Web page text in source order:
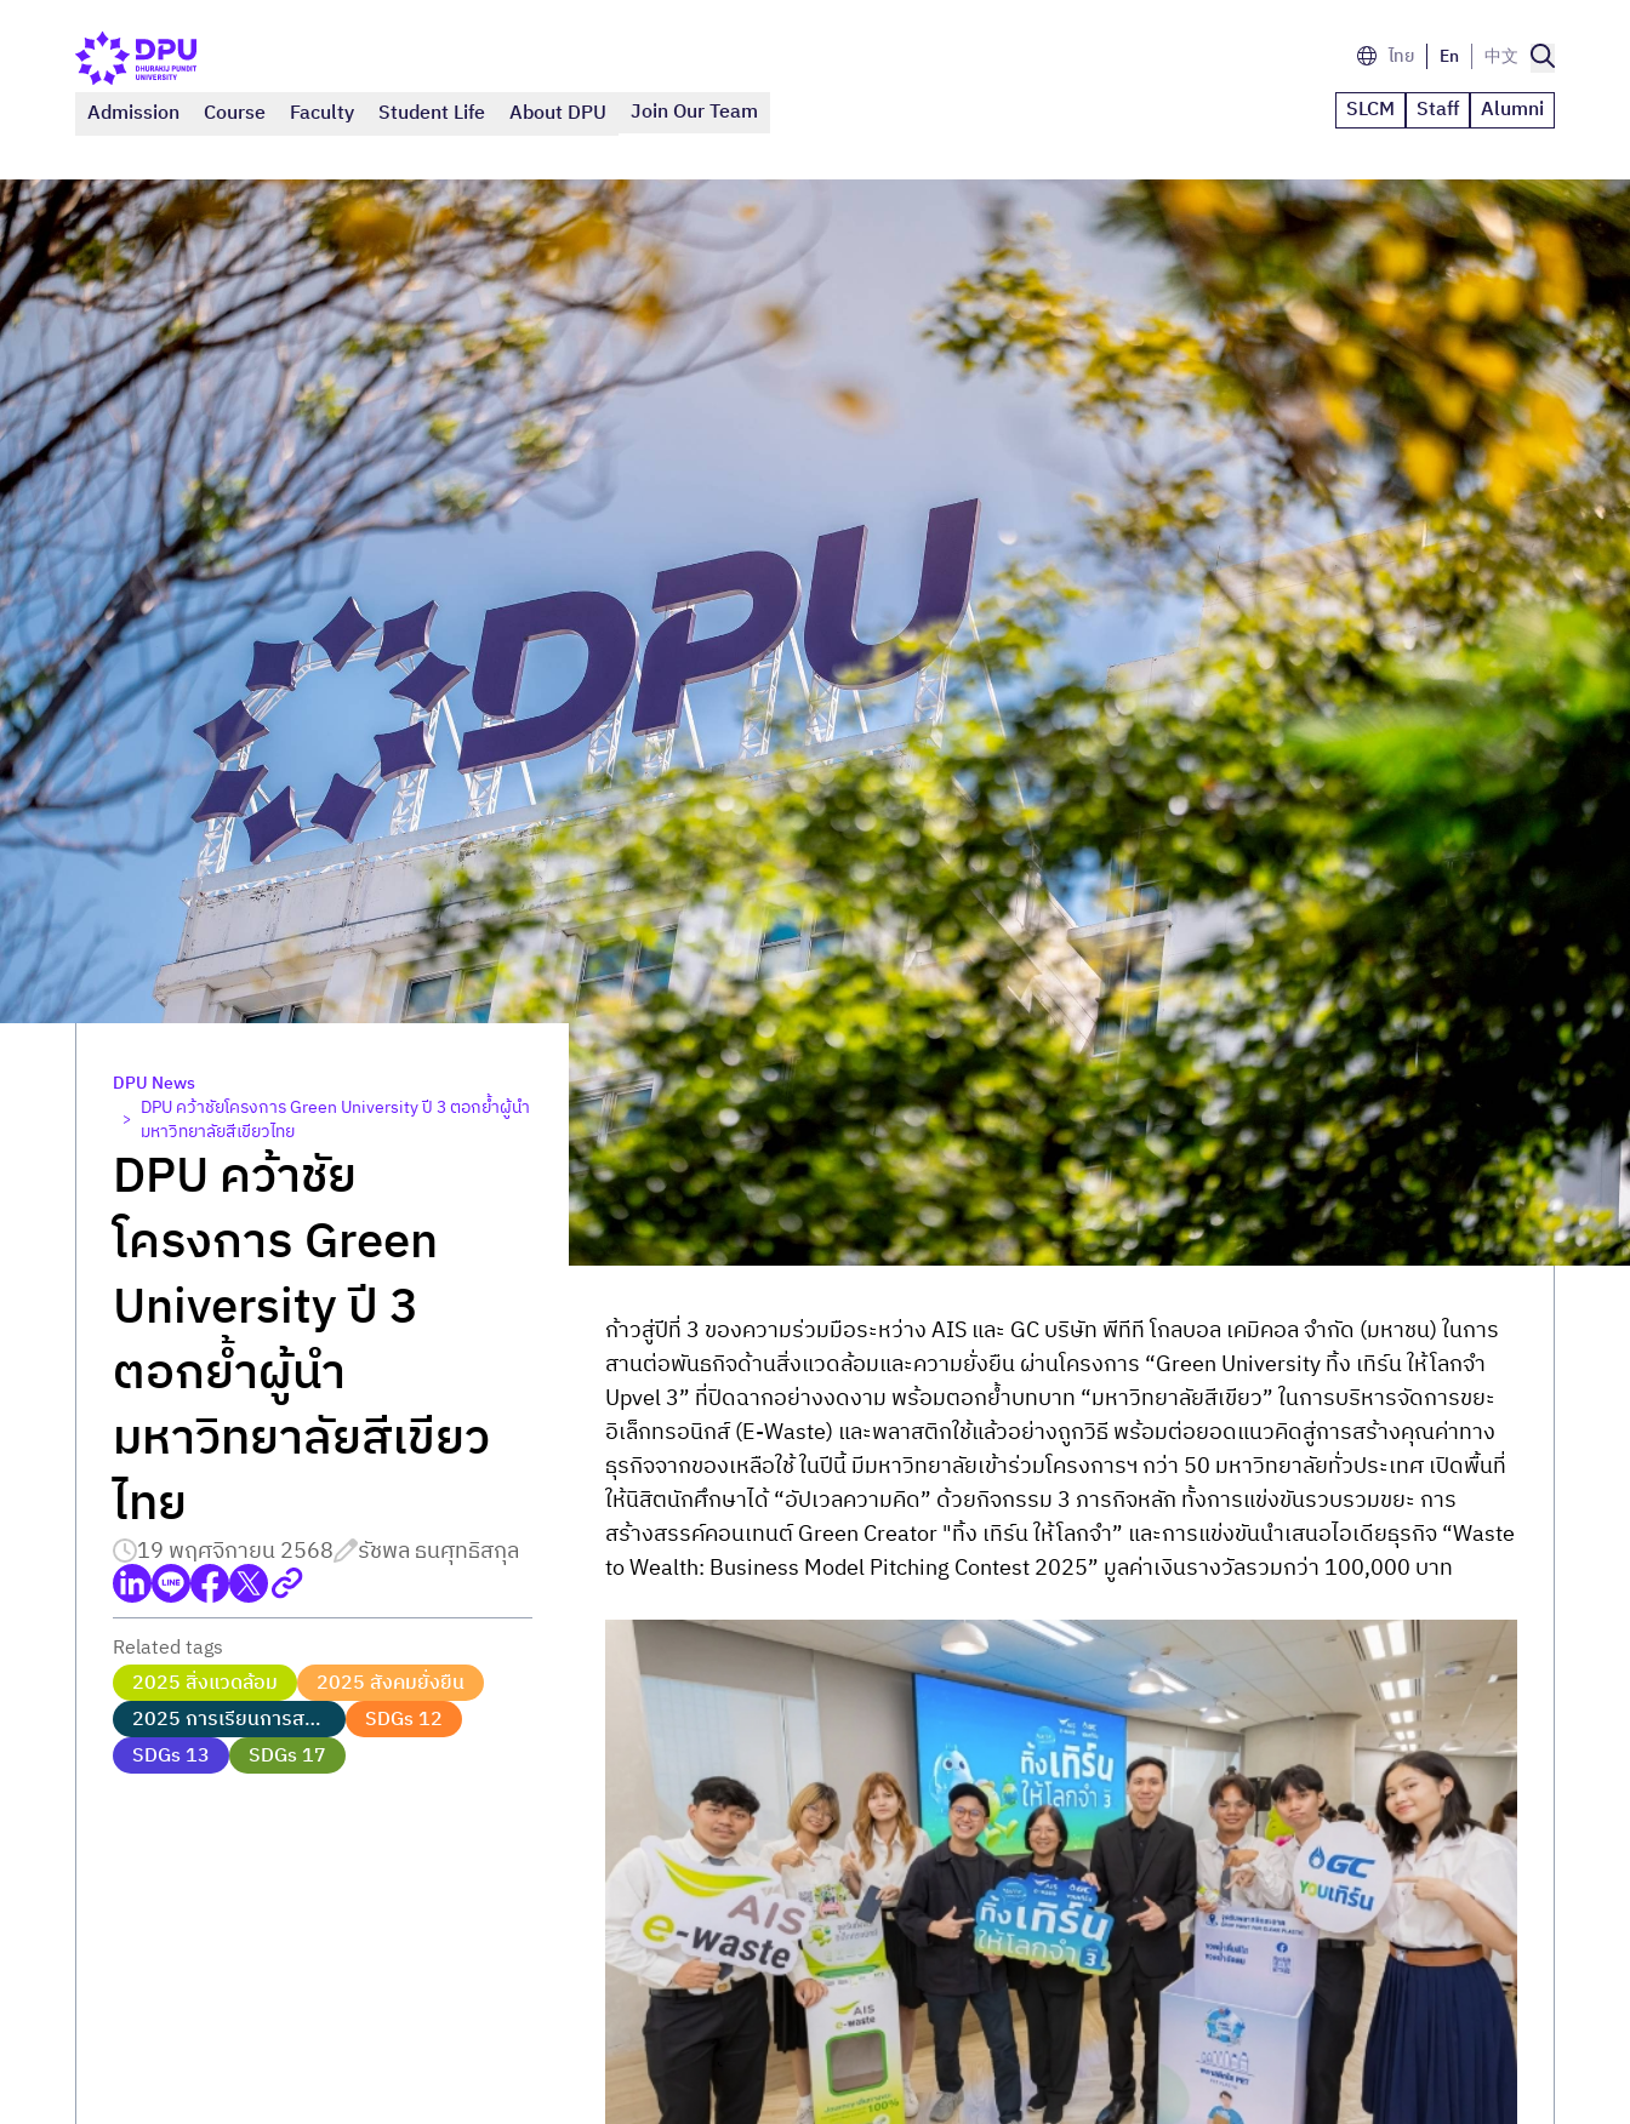
ไทย En 中文
Admission Course Faculty Student Life About DPU Join Our Team SLCM Staff Alumni
DPU News
> DPU คว้าชัยโครงการ Green University ปี 3 ตอกย้ำผู้นำ
มหาวิทยาลัยสีเขียวไทย
DPU คว้าชัย
โครงการ Green
University ปี 3
ตอกย้ำผู้นำ
มหาวิทยาลัยสีเขียว
ไทย
19 พฤศจิกายน 2568 รัชพล ธนศุทธิสกุล
Related tags
2025 สิ่งแวดล้อม
2025 สังคมยั่งยืน
2025 การเรียนการสอน
SDGs 12
SDGs 13
SDGs 17
ก้าวสู่ปีที่ 3 ของความร่วมมือระหว่าง AIS และ GC บริษัท พีทีที โกลบอล เคมิคอล จำกัด (มหาชน) ในการ
สานต่อพันธกิจด้านสิ่งแวดล้อมและความยั่งยืน ผ่านโครงการ “Green University ทิ้ง เทิร์น ให้โลกจำ
Upvel 3” ที่ปิดฉากอย่างงดงาม พร้อมตอกย้ำบทบาท “มหาวิทยาลัยสีเขียว” ในการบริหารจัดการขยะ
อิเล็กทรอนิกส์ (E-Waste) และพลาสติกใช้แล้วอย่างถูกวิธี พร้อมต่อยอดแนวคิดสู่การสร้างคุณค่าทาง
ธุรกิจจากของเหลือใช้ ในปีนี้ มีมหาวิทยาลัยเข้าร่วมโครงการฯ กว่า 50 มหาวิทยาลัยทั่วประเทศ เปิดพื้นที่
ให้นิสิตนักศึกษาได้ “อัปเวลความคิด” ด้วยกิจกรรม 3 ภารกิจหลัก ทั้งการแข่งขันรวบรวมขยะ การ
สร้างสรรค์คอนเทนต์ Green Creator "ทิ้ง เทิร์น ให้โลกจำ” และการแข่งขันนำเสนอไอเดียธุรกิจ “Waste
to Wealth: Business Model Pitching Contest 2025” มูลค่าเงินรางวัลรวมกว่า 100,000 บาท